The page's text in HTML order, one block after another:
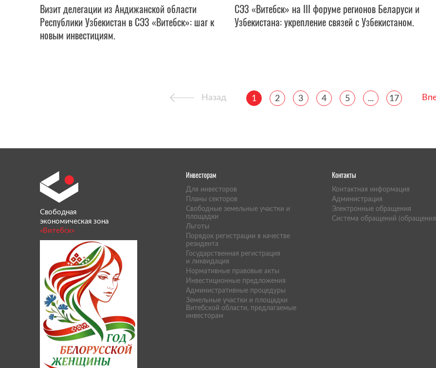
Визит делегации из Андижанской области
Республики Узбекистан в СЭЗ «Витебск»: шаг к
новым инвестициям.
СЭЗ «Витебск» на III форуме регионов Беларуси и
Узбекистана: укрепление связей с Узбекистаном.
Назад 1 (current)
2 3 4 5 ... 17
Свободная
экономическая зона
«Витебск»
Инвесторам
Для инвесторов
Планы секторов
Свободные земельные участки и
площадки
Льготы
Порядок регистрации в качестве
резидента
Государственная регистрация
и ликвидация
Нормативные правовые акты
Инвестиционные предложения
Административные процедуры
Земельные участки и площадки
Витебской области, предлагаемые
инвесторам
Контакты
Контактная информация
Администрация
Электронные обращения
Система обращений